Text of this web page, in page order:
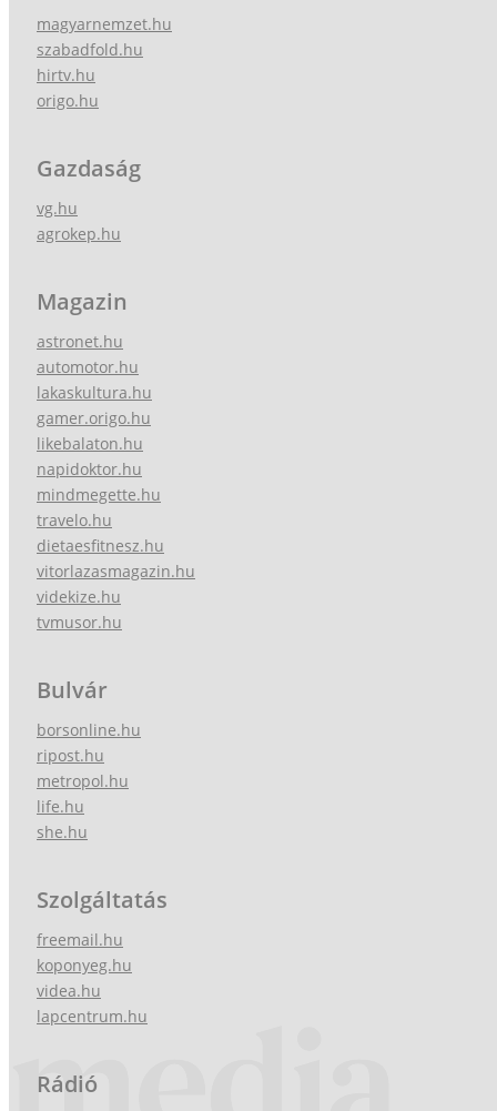
magyarnemzet.hu
szabadfold.hu
hirtv.hu
origo.hu
Gazdaság
vg.hu
agrokep.hu
Magazin
astronet.hu
automotor.hu
lakaskultura.hu
gamer.origo.hu
likebalaton.hu
napidoktor.hu
mindmegette.hu
travelo.hu
dietaesfitnesz.hu
vitorlazasmagazin.hu
videkize.hu
tvmusor.hu
Bulvár
borsonline.hu
ripost.hu
metropol.hu
life.hu
she.hu
Szolgáltatás
freemail.hu
koponyeg.hu
videa.hu
lapcentrum.hu
Rádió